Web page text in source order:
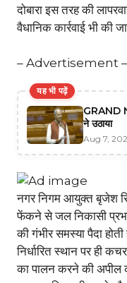
दोबारा इस तरह की
वैधानिक कार्रवाई भी की
– Advertisement –
यह भी पढ़ें
GRAND
ने उठाया
Aug 7,
नगर निगम आयुक्त बृजेश
फेंकने से जल निकासी
की गंभीर समस्या पैदा
निर्धारित स्थान पर ही
का पालन करने की अपील